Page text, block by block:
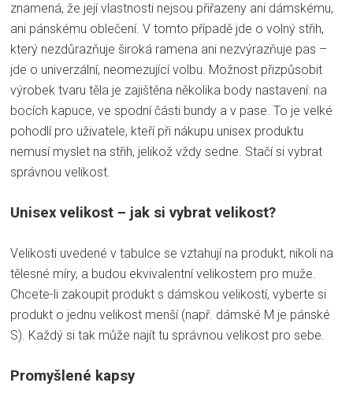
znamená, že její vlastnosti nejsou přiřazeny ani dámskému,
ani pánskému oblečení. V tomto případě jde o volný střih,
který nezdůrazňuje široká ramena ani nezvýrazňuje pas –
jde o univerzální, neomezující volbu. Možnost přizpůsobit
výrobek tvaru těla je zajištěna několika body nastavení: na
bocích kapuce, ve spodní části bundy a v pase. To je velké
pohodlí pro uživatele, kteří při nákupu unisex produktu
nemusí myslet na střih, jelikož vždy sedne. Stačí si vybrat
správnou velikost.
Unisex velikost – jak si vybrat velikost?
Velikosti uvedené v tabulce se vztahují na produkt, nikoli na
tělesné míry, a budou ekvivalentní velikostem pro muže.
Chcete-li zakoupit produkt s dámskou velikostí, vyberte si
produkt o jednu velikost menší (např. dámské M je pánské
S). Každý si tak může najít tu správnou velikost pro sebe.
Promyšlené kapsy